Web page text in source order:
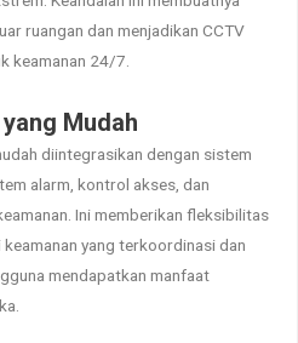
ruangan dan menjadikan CCTV
keamanan 24/7.
Mudah
diintegrasikan dengan sistem
alarm, kontrol akses, dan
Ini memberikan fleksibilitas
yang terkoordinasi dan
mendapatkan manfaat